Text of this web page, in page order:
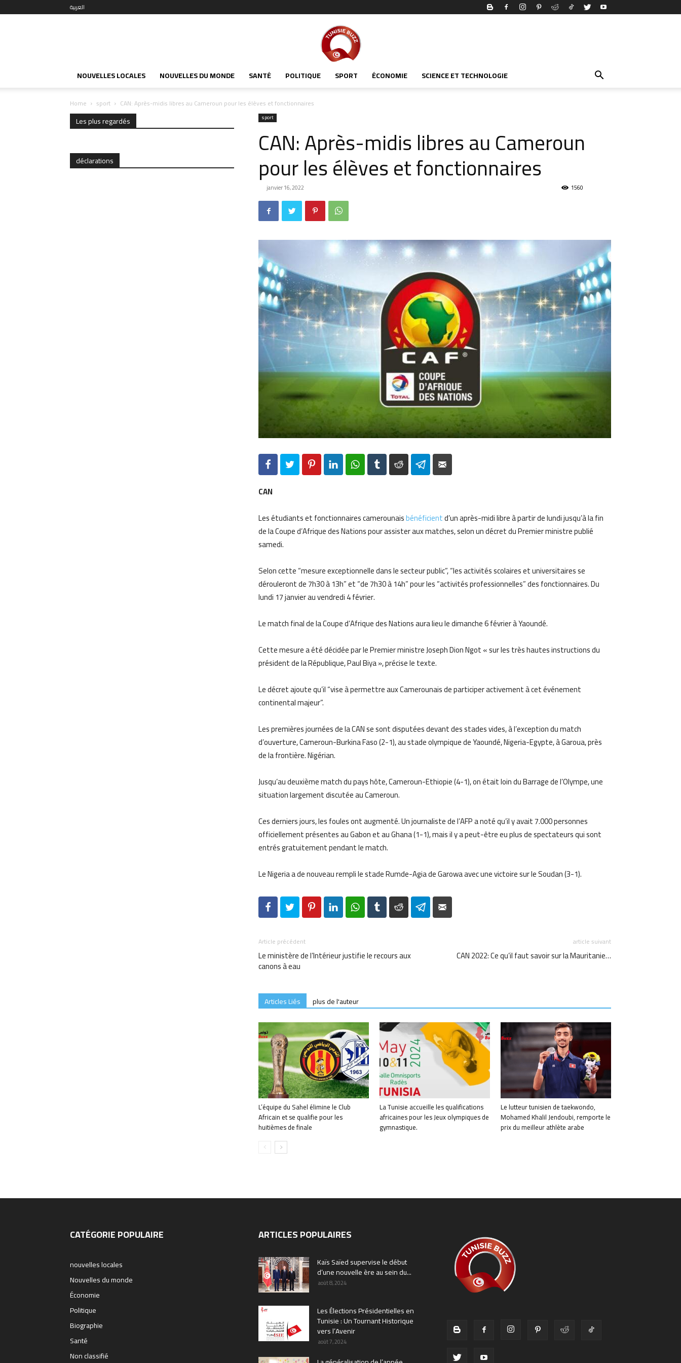
العربية
Tunisiabuzz
NOUVELLES LOCALES NOUVELLES DU MONDE SANTÉ POLITIQUE SPORT ÉCONOMIE SCIENCE ET TECHNOLOGIE
Home sport CAN: Après-midis libres au Cameroun pour les élèves et fonctionnaires
sport
CAN: Après-midis libres au Cameroun
pour les élèves et fonctionnaires
janvier 16, 2022 1560
Facebook Twitter Pinterest LinkedIn WhatsAppTumblr Reddit Telegram
CAN
Les étudiants et fonctionnaires camerounaisbénéficientd’un après-midi libre à partir de lundi jusqu’à la fin
de la Coupe d’Afrique des Nations pour assister aux matches, selon un décret du Premier ministre publié
samedi.
Selon cette “mesure exceptionnelle dans le secteur public”, “les activités scolaires et universitaires se
dérouleront de 7h30 à 13h” et “de 7h30 à 14h” pour les “activités professionnelles” des fonctionnaires. Du
lundi 17 janvier au vendredi 4 février.
Le match final de la Coupe d’Afrique des Nations aura lieu le dimanche 6 février à Yaoundé.
Cette mesure a été décidée par le Premier ministre Joseph Dion Ngot « sur les très hautes instructions du
président de la République, Paul Biya », précise le texte.
Le décret ajoute qu’il “vise à permettre aux Camerounais de participer activement à cet événement
continental majeur”.
Les premières journées de la CAN se sont disputées devant des stades vides, à l’exception du match
d’ouverture, Cameroun-Burkina Faso (2-1), au stade olympique de Yaoundé, Nigeria-Egypte, à Garoua, près
de la frontière. Nigérian.
Jusqu’au deuxième match du pays hôte, Cameroun-Ethiopie (4-1), on était loin du Barrage de l’Olympe, une
situation largement discutée au Cameroun.
Ces derniers jours, les foules ont augmenté. Un journaliste de l’AFP a noté qu’il y avait 7.000 personnes
officiellement présentes au Gabon et au Ghana (1-1), mais il y a peut-être eu plus de spectateurs qui sont
entrés gratuitement pendant le match.
Le Nigeria a de nouveau rempli le stade Rumde-Agia de Garowa avec une victoire sur le Soudan (3-1).
Facebook Twitter Pinterest LinkedIn WhatsAppTumblr Reddit Telegram
Article précédent
Le ministère de l’Intérieur justifie le recours aux
canons à eau
article suivant
CAN 2022: Ce qu’il faut savoir sur la Mauritanie…
Articles Liés plus de l'auteur
L’équipe du Sahel élimine le Club
Africain et se qualifie pour les
huitièmes de finale
La Tunisie accueille les qualifications
africaines pour les Jeux olympiques de
gymnastique.
Le lutteur tunisien de taekwondo,
Mohamed Khalil Jendoubi, remporte le
prix du meilleur athlète arabe
Les plus regardés
déclarations
ARTICLES POPULAIRES
Kaïs Saïed supervise le début
d’une nouvelle ère au sein du...
août 8, 2024
Les Élections Présidentielles en
Tunisie : Un Tournant Historique
vers l’Avenir
août 7, 2024
CATÉGORIE POPULAIRE
nouvelles locales
Nouvelles du monde
Économie
Politique
Biographie
Santé
Non classifié